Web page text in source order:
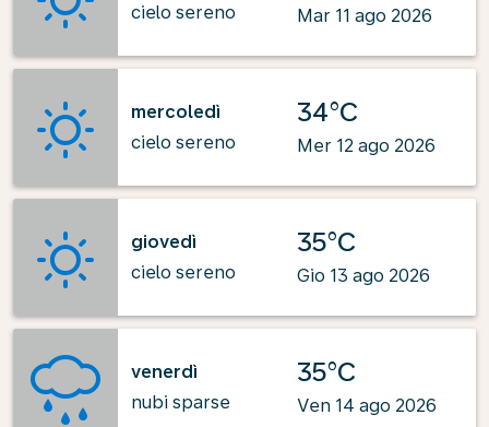
cielo sereno
Mar 11 ago 2026
mercoledì
cielo sereno
34°C
Mer 12 ago 2026
giovedì
cielo sereno
35°C
Gio 13 ago 2026
venerdì
nubi sparse
35°C
Ven 14 ago 2026